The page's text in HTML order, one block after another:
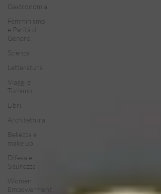
Gastronomia
Femminismo
e Parità di
Genere
Scienza
Letteratura
Viaggi e
Turismo
Libri
Architettura
Bellezza e
make up
Difesa e
Sicurezza
Women
Empowerment